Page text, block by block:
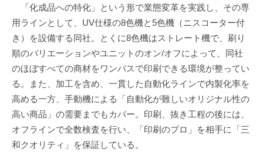
「化成品への特化」という形で業態変革を実践し、その専
用ラインとして、UV仕様の8色機と5色機（ニスコーター付
き）を設備する同社。とくに8色機はストレート機で、刷り
順のバリエーションやユニットのオン/オフによって、同社
のほぼすべての商材をワンパスで印刷できる環境が整ってい
る。また、加工を含め、一貫した自動化ラインで内製化率を
高める一方、手動機による「自動化が難しいオリジナル性の
高い商品」の需要までもカバー。印刷、抜き工程の後には、
オフラインで全数検査を行い、「印刷のプロ」を相手に「三
和クオリティ」を保証している。